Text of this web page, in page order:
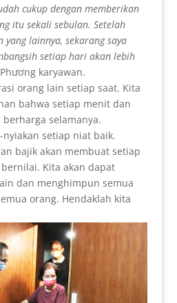
cukup dengan memberikan
itu sekali sebulan. Setelah
yang lainnya, sekarang saya
setiap hari akan lebih
karyawan.
orang lain setiap saat. Kita
bahwa setiap menit dan
selamanya.
nyiakan setiap niat baik.
bajik akan membuat setiap
Kita akan dapat
dan menghimpun semua
orang. Hendaklah kita